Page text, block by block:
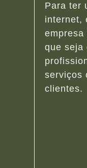
Para ter
internet,
que seja
serviços
clientes.